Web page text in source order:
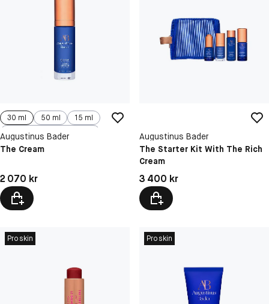
30 ml 50 ml
15 ml
100 ml
Augustinus Bader
The Cream
Pris: 2 070 kr
2 070 kr
Augustinus Bader
The Starter Kit With The Rich
Cream
Pris: 3 400 kr
3 400 kr
Proskin Proskin